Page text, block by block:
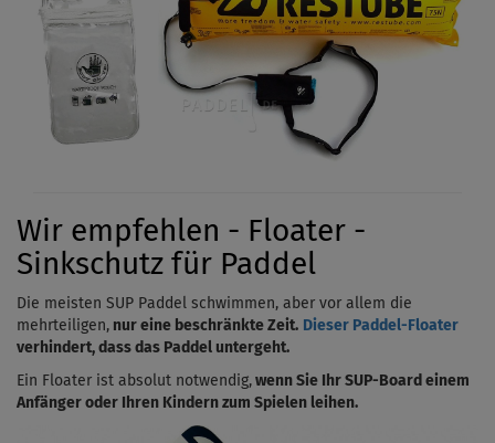
Wir empfehlen - Floater -
Sinkschutz für Paddel
Die meisten SUP Paddel schwimmen, aber vor allem die
mehrteiligen, nur eine beschränkte Zeit. Dieser Paddel-Floater
verhindert, dass das Paddel untergeht.
Ein Floater ist absolut notwendig, wenn Sie Ihr SUP-Board einem
Anfänger oder Ihren Kindern zum Spielen leihen.